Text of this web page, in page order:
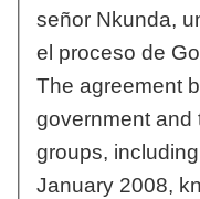
señor Nkunda,
el proceso de
The agreement
government and
groups,
January 2008,